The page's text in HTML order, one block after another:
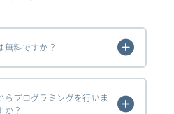
無料ですか？
らプログラミングを行いま
か？